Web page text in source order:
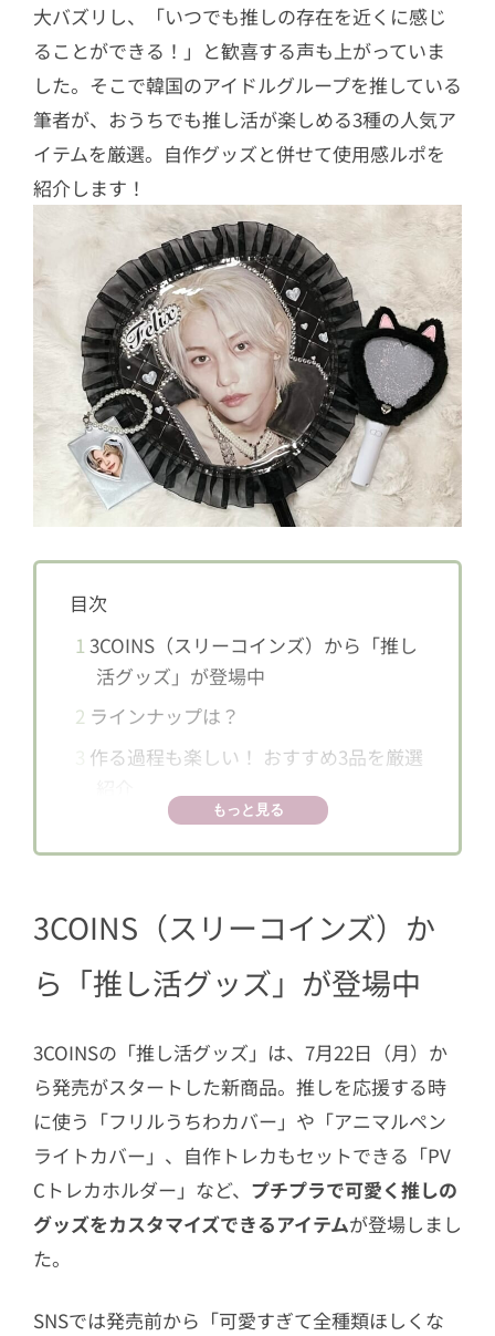
大バズリし、「いつでも推しの存在を近くに感じ
ることができる！」と歓喜する声も上がっていま
した。そこで韓国のアイドルグループを推している
筆者が、おうちでも推し活が楽しめる3種の人気ア
イテムを厳選。自作グッズと併せて使用感ルポを
紹介します！
目次
1 3COINS（スリーコインズ）から「推し
活グッズ」が登場中
2 ラインナップは？
作る過程も楽しい！ おすすめ3品を厳選
可愛く推しを応援できる「フリル
うちわカバー」
「アニマルペンライトカバー」
3.3 パールのストラップが今っぽい「P
VCトレカホルダー」
4スリコがオタクに優しすぎる！ 推し活
を思いっきり楽しんで♡
もっと見る
3COINS（スリーコインズ）か
ら「推し活グッズ」が登場中
3COINSの「推し活グッズ」は、7月22日（月）か
ら発売がスタートした新商品。推しを応援する時
に使う「フリルうちわカバー」や「アニマルペン
ライトカバー」、自作トレカもセットできる「PV
Cトレカホルダー」など、 プチプラで可愛く推しの
グッズをカスタマイズできるアイテムが登場しまし
た。
SNSでは発売前から「可愛すぎて全種類ほしくな